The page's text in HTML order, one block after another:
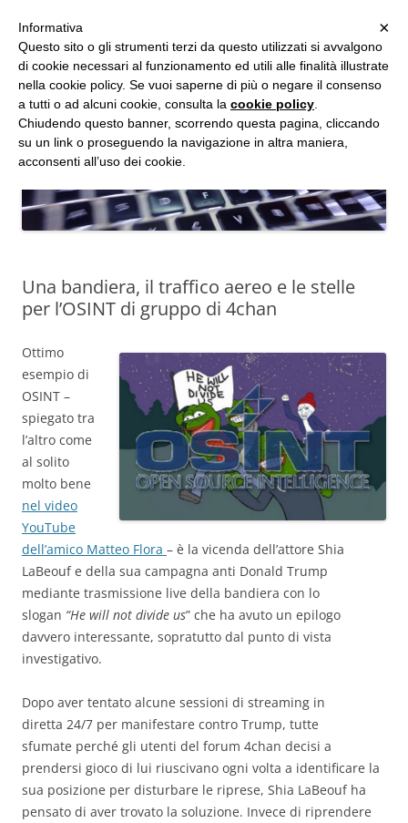
Vai
al
contenuto
Studio d'Informatica Forense
Perizie Informatiche Forensi, CTP e CTU in Processi Civili e Penali
Una bandiera, il traffico aereo e le stelle
per l’OSINT di gruppo di 4chan
Ottimo
esempio di
OSINT –
spiegato tra
l’altro come
al solito
molto bene
nel video
YouTube
dell’amico Matteo Flora – è la vicenda dell’attore Shia
LaBeouf e della sua campagna anti Donald Trump
mediante trasmissione live della bandiera con lo
slogan “He will not divide us” che ha avuto un epilogo
davvero interessante, sopratutto dal punto di vista
investigativo.
Dopo aver tentato alcune sessioni di streaming in
diretta 24/7 per manifestare contro Trump, tutte
sfumate perché gli utenti del forum 4chan decisi a
prendersi gioco di lui riuscivano ogni volta a identificare la
sua posizione per disturbare le riprese, Shia LaBeouf ha
pensato di aver trovato la soluzione. Invece di riprendere
MENU ×
Informativa
Questo sito o gli strumenti terzi da questo utilizzati si avvalgono
di cookie necessari al funzionamento ed utili alle finalità illustrate
nella cookie policy. Se vuoi saperne di più o negare il consenso
a tutti o ad alcuni cookie, consulta la cookie policy
Chiudendo questo banner, scorrendo questa pagina, cliccando
su un link o proseguendo la navigazione in altra maniera,
acconsenti all’uso dei cookie.